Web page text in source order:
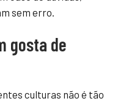
sem erro.
gosta de
culturas não é tão